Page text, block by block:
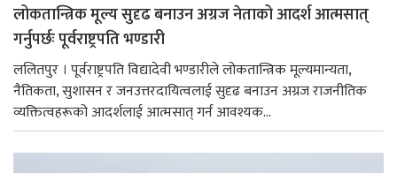
लोकतान्त्रिक मूल्य सुदृढ बनाउन अग्रज नेताको आदर्श आत्मसात्
गर्नुपर्छः पूर्वराष्ट्रपति भण्डारी
ललितपुर । पूर्वराष्ट्रपति विद्यादेवी भण्डारीले लोकतान्त्रिक मूल्यमान्यता,
नैतिकता, सुशासन र जनउत्तरदायित्वलाई सुदृढ बनाउन अग्रज राजनीतिक
व्यक्तित्वहरूको आदर्शलाई आत्मसात् गर्न आवश्यक...